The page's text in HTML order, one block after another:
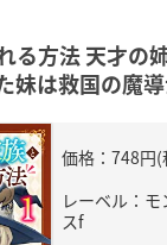
る方法 天才の
妹は救国の魔
価格：748円(
レーベル：
スf